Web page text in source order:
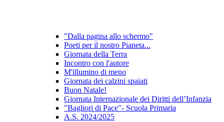
"Dalla pagina allo schermo"
Poeti per il nostro Pianeta...
Giornata della Terra
Incontro con l'autore
M'illumino di meno
Giornata dei calzini spaiati
Buon Natale!
Giornata Internazionale dei Diritti dell’Infanzia
"Bagliori di Pace"- Scuola Primaria
A.S. 2024/2025